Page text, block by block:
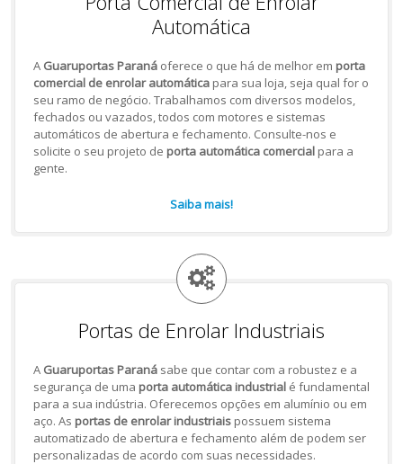
Automática
A Guaruportas Paranáoferece o que há de melhor em porta
comercial de enrolar automáticapara sua loja, seja qual for o
seu ramo de negócio. Trabalhamos com diversos modelos,
fechados ou vazados, todos com motores e sistemas
automáticos de abertura e fechamento. Consulte-nos e
solicite o seu projeto de porta automática comercialpara a
gente.
Saiba mais!
Portas de Enrolar Industriais
A Guaruportas Paranásabe que contar com a robustez e a
segurança de uma porta automática industrialé fundamental
para a sua indústria. Oferecemos opções em alumínio ou em
aço. As portas de enrolar industriaispossuem sistema
automatizado de abertura e fechamento além de podem ser
personalizadas de acordo com suas necessidades.